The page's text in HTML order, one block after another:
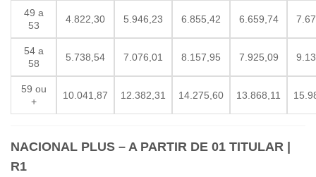
49 a
53
4.822,30 5.946,23 6.855,42 6.659,74
54 a
58
5.738,54 7.076,01 8.157,95 7.925,09
59 ou
+
10.041,87 12.382,31 14.275,60 13.868,11
NACIONAL PLUS – A PARTIR DE 01 TITULAR |
R1